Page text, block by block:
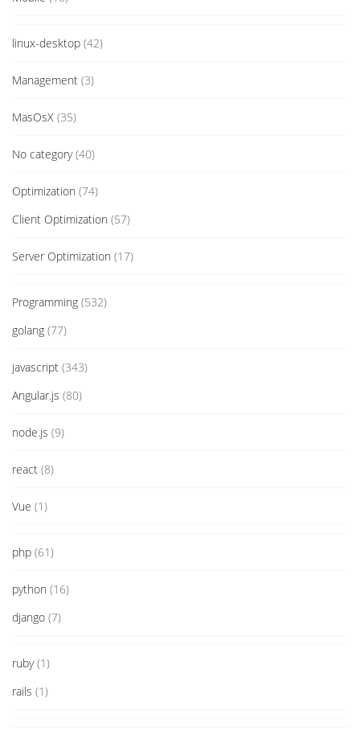
linux-desktop (42)
Management (3)
MasOsX (35)
No category(40)
Optimization (74)
Client Optimization (57)
Server Optimization (17)
Programming (532)
golang (77)
javascript (343)
Angular.js (80)
node.js (9)
react (8)
Vue (1)
php (61)
python (16)
django (7)
ruby(1)
rails (1)